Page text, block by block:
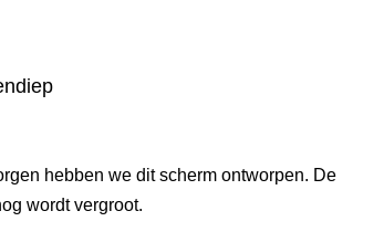
hebben we dit scherm ontworpen. De
wordt vergroot.